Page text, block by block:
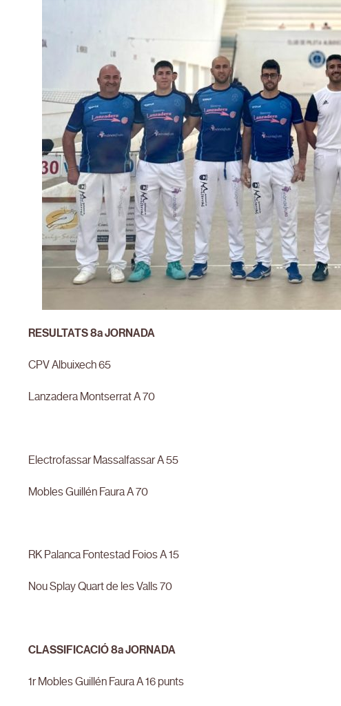
RESULTATS 8a JORNADA
CPV Albuixech 65
Lanzadera Montserrat A 70
Electrofassar Massalfassar A 55
Mobles Guillén Faura A 70
RK Palanca Fontestad Foios A 15
Nou Splay Quart de les Valls 70
CLASSIFICACIÓ 8a JORNADA
1r Mobles Guillén Faura A 16 punts